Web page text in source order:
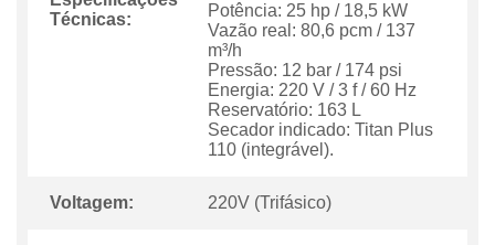
Técnicas:
Potência: 25 hp / 18,5 kW
Vazão real: 80,6 pcm / 137
m³/h
Pressão: 12 bar / 174 psi
Energia: 220 V / 3 f / 60 Hz
Reservatório: 163 L
Secador indicado: Titan Plus
110 (integrável).
Voltagem: 220V (Trifásico)